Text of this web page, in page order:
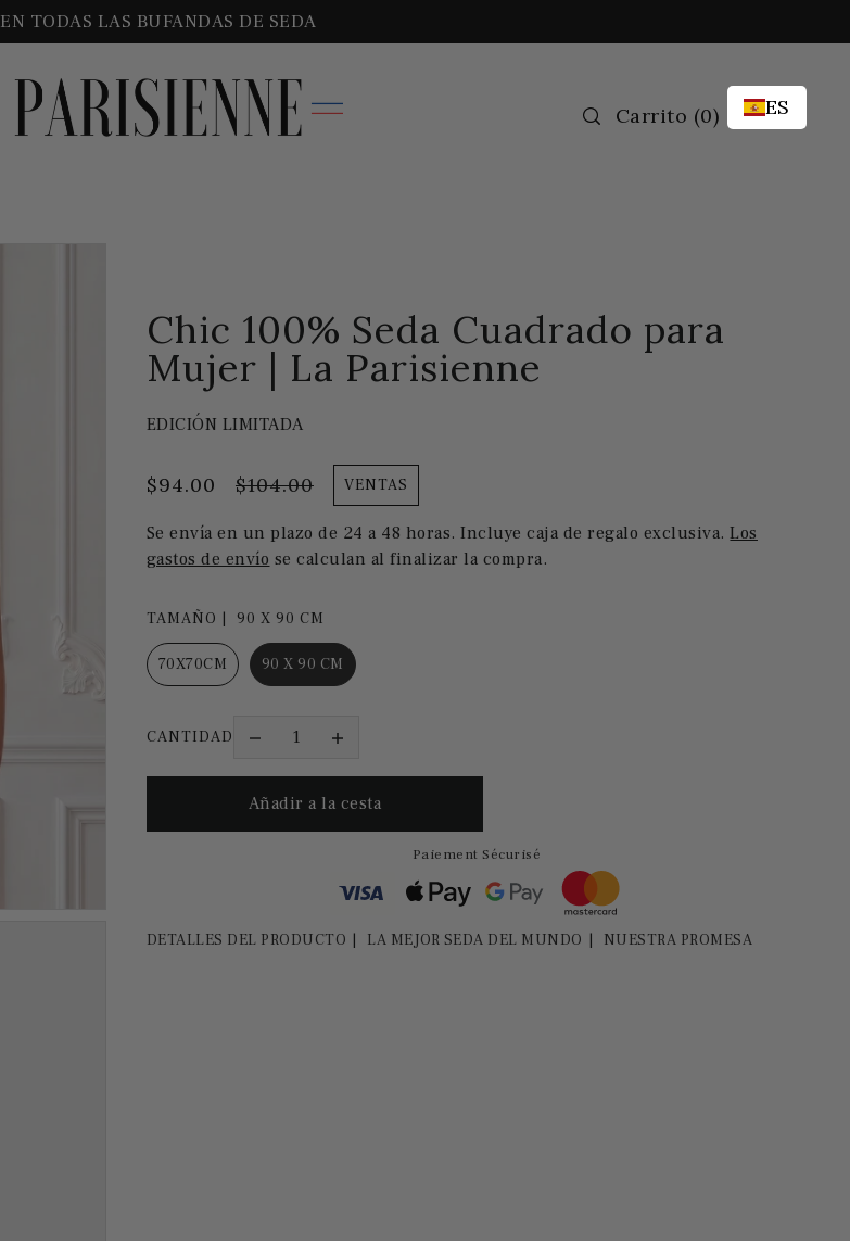
EN TODAS LAS BUFANDAS DE SEDA
Carrito (0) ES
Chic 100% Seda Cuadrado para
Mujer | La Parisienne
EDICIÓN LIMITADA
$94.00 $104.00 VENTAS
Se envía en un plazo de 24 a 48 horas. Incluye caja de regalo exclusiva.Los
gastos de envío se calculan al finalizar la compra.
TAMAÑO | 90 X 90 CM
70X70CM 90 X 90 CM
CANTIDAD
Paiement Sécurisé
DETALLES DEL PRODUCTO LA MEJOR SEDA DEL MUNDO NUESTRA PROMESA